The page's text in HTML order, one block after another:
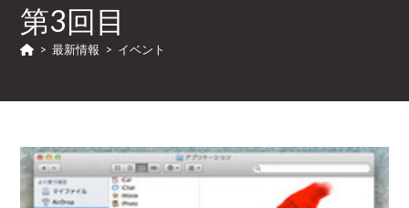
第3回目
> 最新情報 > イベント